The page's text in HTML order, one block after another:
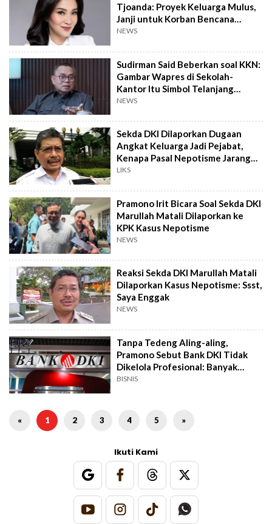
Tjoanda: Proyek Keluarga Mulus,
Janji untuk Korban Bencana
Kandas?
NEWS
Sudirman Said Beberkan soal KKN:
Gambar Wapres di Sekolah-
Kantor Itu Simbol Telanjang
Nepotisme!
NEWS
Sekda DKI Dilaporkan Dugaan
Angkat Keluarga Jadi Pejabat,
Kenapa Pasal Nepotisme Jarang
Ditegakkan?
LIKS
Pramono Irit Bicara Soal Sekda DKI
Marullah Matali Dilaporkan ke
KPK Kasus Nepotisme
NEWS
Reaksi Sekda DKI Marullah Matali
Dilaporkan Kasus Nepotisme: Ssst,
Saya Enggak
NEWS
Tanpa Tedeng Aling-aling,
Pramono Sebut Bank DKI Tidak
Dikelola Profesional: Banyak
Kasus Terus!
BISNIS
« 1 2 3 4 5 »
Ikuti Kami